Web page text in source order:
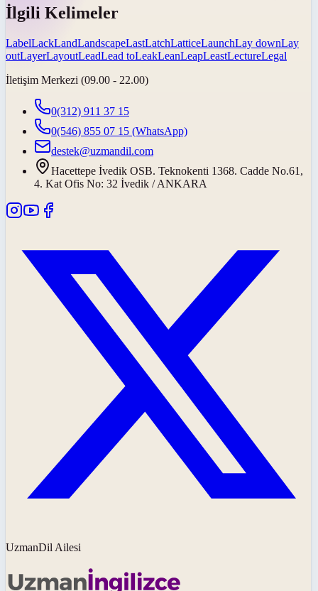
İlgili Kelimeler
LabelLackLandLandscapeLastLatchLatticeLaunchLay downLay
outLayerLayoutLeadLead toLeakLeanLeapLeastLectureLegal
İletişim Merkezi (09.00 - 22.00)
0(312) 911 37 15
0(546) 855 07 15 (WhatsApp)
destek@uzmandil.com
Hacettepe İvedik OSB. Teknokenti 1368. Cadde No.61,
4. Kat Ofis No: 32 İvedik / ANKARA
UzmanDil Ailesi